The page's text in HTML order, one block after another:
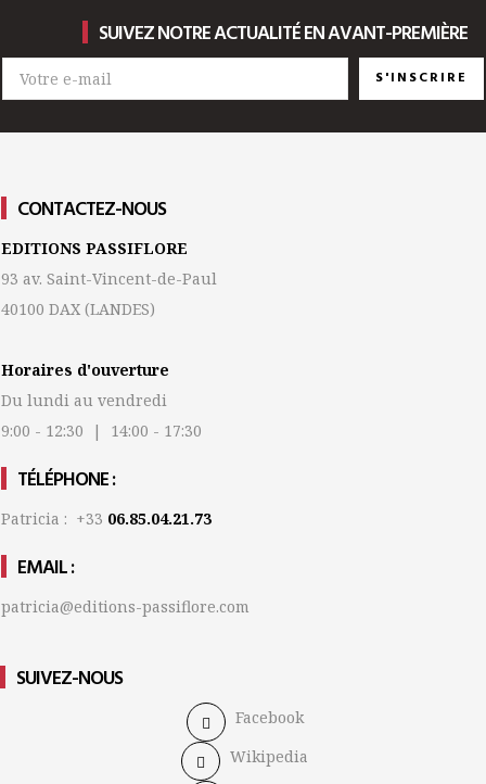
SUIVEZ NOTRE ACTUALITÉ EN AVANT-PREMIÈRE
S'INSCRIRE
CONTACTEZ-NOUS
EDITIONS PASSIFLORE
93 av. Saint-Vincent-de-Paul
40100 DAX (LANDES)
Horaires d'ouverture
Du lundi au vendredi
9:00 - 12:30 | 14:00 - 17:30
TÉLÉPHONE :
Patricia : +33 06.85.04.21.73
EMAIL :
patricia@editions-passiflore.com
SUIVEZ-NOUS
Facebook
Wikipedia